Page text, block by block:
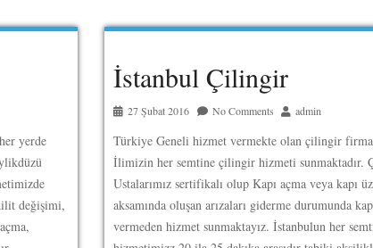
yerde
değişimi,
İstanbul Çilingir
27 Şubat 2016 No Comments admin
Türkiye Geneli hizmet vermekte olan çilingir
İlimizin her semtine çilingir hizmeti sunmaktadır.
Ustalarımız sertifikalı olup Kapı açma veya kapı
aksamında oluşan arızaları giderme durumunda
vermeden hizmet sunmaktayız. İstanbulun her